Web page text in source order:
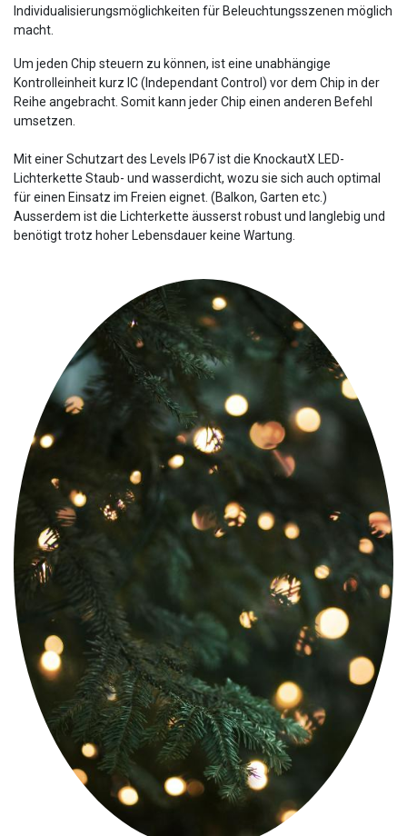
Individualisierungsmöglichkeiten für Beleuchtungsszenen möglich
macht.
Um jeden Chip steuern zu können, ist eine unabhängige
Kontrolleinheit kurz IC (Independant Control) vor dem Chip in der
Reihe angebracht. Somit kann jeder Chip einen anderen Befehl
umsetzen.
Mit einer Schutzart des Levels IP67 ist die KnockautX LED-
Lichterkette Staub- und wasserdicht, wozu sie sich auch optimal
für einen Einsatz im Freien eignet. (Balkon, Garten etc.)
Ausserdem ist die Lichterkette äusserst robust und langlebig und
benötigt trotz hoher Lebensdauer keine Wartung.